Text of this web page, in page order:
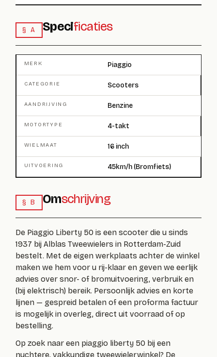
§ A Specificaties
MERK Piaggio
CATEGORIE Scooters
AANDRIJVING Benzine
MOTORTYPE 4-takt
WIELMAAT 16 inch
UITVOERING 45km/h (Bromfiets)
§ B Omschrijving
De Piaggio Liberty 50 is een scooter die u sinds
1937 bij Alblas Tweewielers in Rotterdam-Zuid
bestelt. Met de eigen werkplaats achter de winkel
maken we hem voor u rij-klaar en geven we eerlijk
advies over snor- of bromuitvoering, verbruik en
(bij elektrisch) bereik. Persoonlijk advies en korte
lijnen — gespreid betalen of een proforma factuur
is mogelijk in overleg, direct uit voorraad of op
bestelling.
Op zoek naar een piaggio liberty 50 bij een
nuchtere, vakkundige tweewielerwinkel? De